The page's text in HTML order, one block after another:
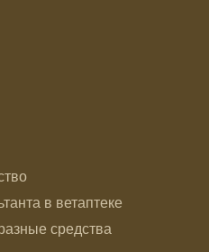
в ветаптеке
средства